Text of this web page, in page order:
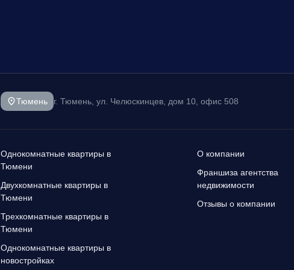
Тюмень г. Тюмень, ул. Челюскинцев, дом 10, офис 508
Однокомнатные квартиры в
Тюмени
Двухкомнатные квартиры в
Тюмени
Трехкомнатные квартиры в
Тюмени
Однокомнатные квартиры в
новостройках
О компании
Франшиза агентства
недвижимости
Отзывы о компании